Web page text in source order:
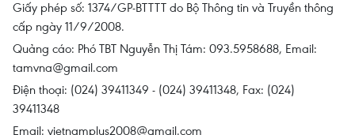
Giấy phép số: 1374/GP-BTTTT do Bộ Thông tin và Truyền thông
cấp ngày 11/9/2008.
Quảng cáo: Phó TBT Nguyễn Thị Tám: 093.5958688, Email:
tamvna@gmail.com
Điện thoại: (024) 39411349 - (024) 39411348, Fax: (024)
39411348
Email: vietnamplus2008@gmail.com